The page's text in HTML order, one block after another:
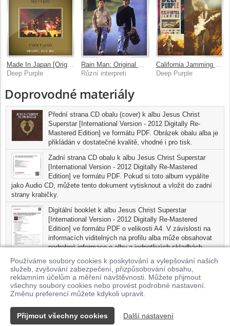
Používáme soubory cookies k poskytování a vylepšování našich
služeb, zvyšování zabezpečení, přizpůsobování obsahu,
reklamním účelům a měření návštěvnosti. Můžete přijmout
všechny soubory cookies nebo provést podrobné nastavení.
Změnu preferencí můžete kdykoli upravit.
Přijmout všechny cookies Další nastavení
Made In Japan [Original 1972 Mix]
Deep Purple
Rain Man: Original Motion Picture Soundtrack
Různí interpreti
California Jamming [Live]
Deep Purple
Doprovodné materiály
Přední strana CD obalu (cover) k albu Jesus Christ
Superstar [International Version - 2012 Digitally Re-
Mastered Edition] ve formátu PDF. Obrázek obalu alba je
přikládán v dostatečné kvalitě, vhodné i pro tisk.
Zadní strana CD obalu k albu Jesus Christ Superstar
[International Version - 2012 Digitally Re-Mastered
Edition] ve formátu PDF. Pokud si toto album vypálíte
jako Audio CD, můžete tento dokument vytisknout a vložit do zadní
strany krabičky.
Digitální booklet k albu Jesus Christ Superstar
[International Version - 2012 Digitally Re-Mastered
Edition] ve formátu PDF o velikosti A4. V závislosti na
informacích viditelných na profilu alba může obsahovat
podrobné informace o albu a jednotlivých skladbách,
včetně seznamu participujících umělců, přesného data a místa
nahrání pro každou ze skladeb. Digitální booklet je tisknutelnou
variantou profilu alba.
Pro možnost stažení doprovodných materiálů je nutné mít zakoupenu
minimálně jednu skladbu z tohoto alba.
|